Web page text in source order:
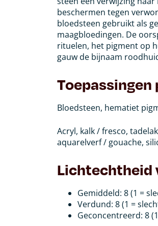
beschermen tegen
bloedsteen gebruikt als
maagbloedingen. De
rituelen, het pigment op
gauw de bijnaam
Toepassingen
Bloedsteen, hematiet
Acryl, kalk / fresco,
aquarelverf / gouache,
Lichtechtheid
Gemiddeld: 8 (1 =
Verdund: 8 (1 =
Geconcentreerd: 8